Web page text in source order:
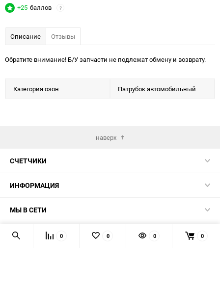
+25 баллов ?
Описание Отзывы
Обратите внимание! Б/У запчасти не подлежат обмену и возврату.
Категория озон Патрубок автомобильный
наверх
СЧЕТЧИКИ
ИНФОРМАЦИЯ
МЫ В СЕТИ
КОНТАКТЫ 0 0 0 0